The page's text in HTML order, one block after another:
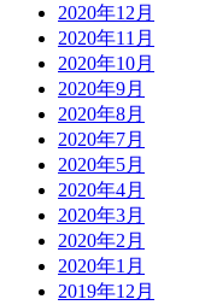
2020年12月
2020年11月
2020年10月
2020年9月
2020年8月
2020年7月
2020年5月
2020年4月
2020年3月
2020年2月
2020年1月
2019年12月